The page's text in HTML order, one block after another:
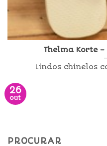
Thelma Korte
Lindos chinelos
26
out
PROCURAR